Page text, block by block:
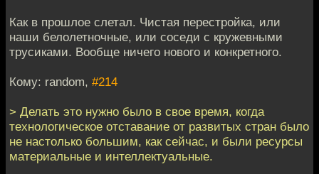
Как в прошлое слетал. Чистая перестройка, или
наши белолетночные, или соседи с кружевными
трусиками. Вообще ничего нового и конкретного.
Кому: random, #214
> Делать это нужно было в свое время, когда
технологическое отставание от развитых стран было
не настолько большим, как сейчас, и были ресурсы
материальные и интеллектуальные.